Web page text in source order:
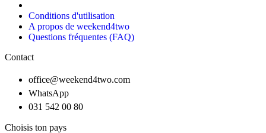
Conditions d'utilisation
A propos de weekend4two
Questions fréquentes (FAQ)
Contact
office@weekend4two.com
WhatsApp
031 542 00 80
Choisis ton pays